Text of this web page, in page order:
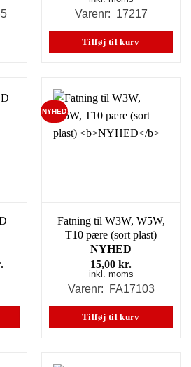
Varenr: 17217
Tilføj til kurv
69,00 kr..
NYHED
Fatning til W3W, W5W,
T10 pære (sort plast)
NYHED
15,00 kr.
inkl. moms
Varenr: FA17103
Tilføj til kurv